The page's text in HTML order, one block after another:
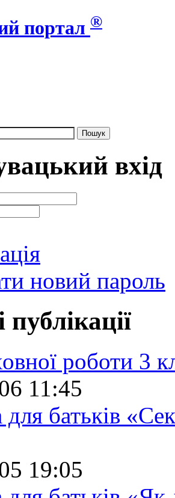
портал ®
вхід
новий пароль
роботи 3
11:45
батьків
19:05